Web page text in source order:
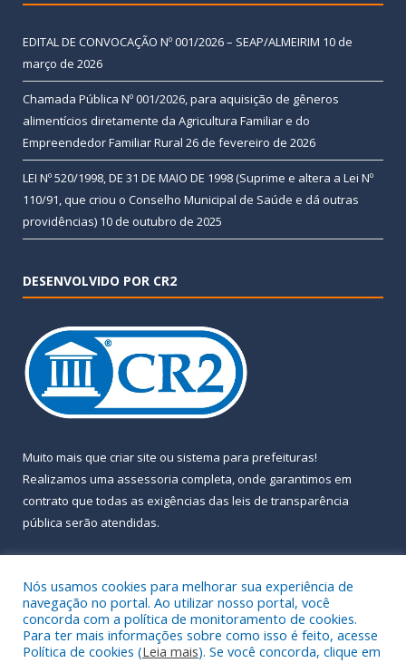
EDITAL DE CONVOCAÇÃO Nº 001/2026 – SEAP/ALMEIRIM 10 de
março de 2026
Chamada Pública Nº 001/2026, para aquisição de gêneros
alimentícios diretamente da Agricultura Familiar e do
Empreendedor Familiar Rural 26 de fevereiro de 2026
LEI Nº 520/1998, DE 31 DE MAIO DE 1998 (Suprime e altera a Lei Nº
110/91, que criou o Conselho Municipal de Saúde e dá outras
providências) 10 de outubro de 2025
DESENVOLVIDO POR CR2
Muito mais que criar site ou sistema para prefeituras!
Realizamos uma assessoria completa, onde garantimos em
contrato que todas as exigências das leis de transparência
pública serão atendidas.
Todos os direitos reservados a Prefeitura Municipal de Almeirim.
Nós usamos cookies para melhorar sua experiência de
navegação no portal. Ao utilizar nosso portal, você
concorda com a política de monitoramento de cookies.
Para ter mais informações sobre como isso é feito, acesse
Política de cookies (Leia mais). Se você concorda, clique em